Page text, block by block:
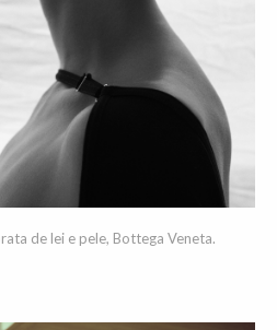
de lei e pele, Bottega Veneta.